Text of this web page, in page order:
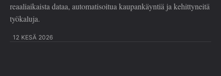
reaaliaikaista dataa, automatisoitua kaupankäyntiä ja kehittyneitä
työkaluja.
12 KESÄ 2026